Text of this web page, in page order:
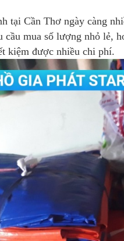
tại Cần Thơ ngày càng
mua số lượng nhỏ lẻ,
kiệm được nhiều chi phí.